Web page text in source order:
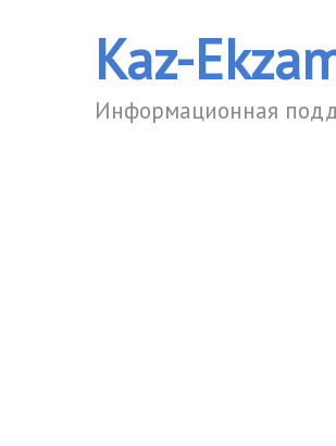
Kaz-
Информационная